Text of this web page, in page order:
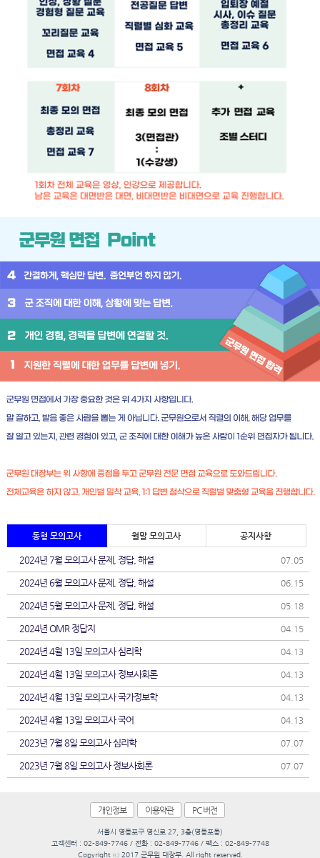
동형 모의고사 월말 모의고사 공지사항
2024년 7월 모의고사 문제, 정답, 해설 07.05
2024년 6월 모의고사 문제, 정답, 해설 06.15
2024년 5월 모의고사 문제, 정답, 해설 05.18
2024년 OMR 정답지 04.15
2024년 4월 13일 모의고사 심리학 04.13
2024년 4월 13일 모의고사 정보사회론 04.13
2024년 4월 13일 모의고사 국가정보학 04.13
2024년 4월 13일 모의고사 국어 04.13
2023년 7월 8일 모의고사 심리학 07.07
2023년 7월 8일 모의고사 정보사회론 07.07
개인정보 이용약관 PC 버전
서울시 영등포구 영신로 27, 3층(영등포동)
고객센터 : 02-849-7746 / 전화 : 02-849-7746 / 팩스 : 02-849-7748
Copyright ⓒ 2017 군무원 대장부. All right reserved.